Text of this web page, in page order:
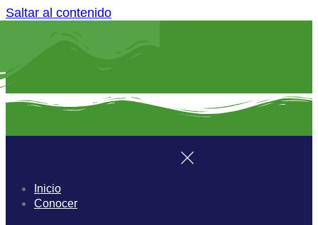
Saltar al contenido
Inicio
Conocer